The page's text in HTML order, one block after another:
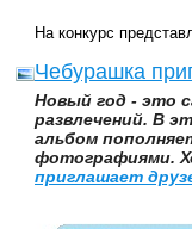
На конкурс
Чебурашка
Новый год - это
развлечений. В
альбом
фотографиями.
приглашает